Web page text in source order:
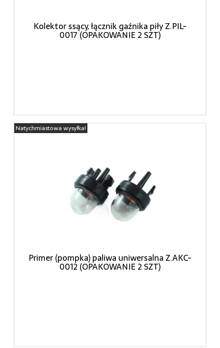
Kolektor ssący, łącznik gaźnika piły Z.PIL-
0017 (OPAKOWANIE 2 SZT)
Primer (pompka) paliwa uniwersalna Z.AKC-
0012 (OPAKOWANIE 2 SZT)
Natychmiastowa wysyłka!